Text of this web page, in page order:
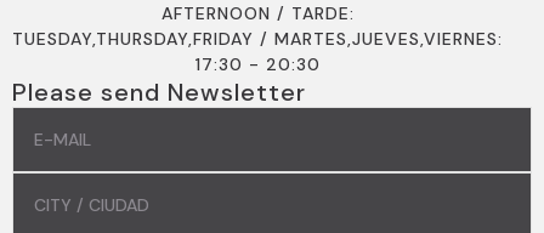
AFTERNOON / TARDE:
TUESDAY,THURSDAY,FRIDAY / MARTES,JUEVES,VIERNES:
17:30 - 20:30
Please send Newsletter
EMAIL
COMMUNE
COMUNIDAD